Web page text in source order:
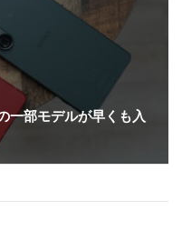
部モデルが早くも入